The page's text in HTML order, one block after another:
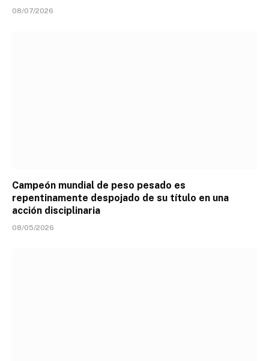
08/07/2026
Campeón mundial de peso pesado es
repentinamente despojado de su título en una
acción disciplinaria
08/05/2026